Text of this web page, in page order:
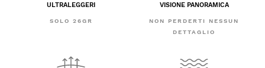
ULTRALEGGERI
SOLO 26GR
VISIONE PANORAMICA
NON PERDERTI NESSUN
DETTAGLIO